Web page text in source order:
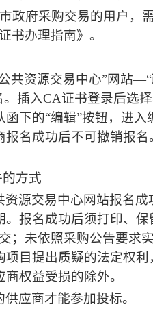
市政府采购交易的用户
书办理指南》。
共资源交易中心”网站
插入CA证书登录后选
函下的“编辑”按钮，进
报名成功后不可撤销报
方式
资源交易中心网站报名
报名成功后须打印、
；未依照采购公告要求
项目提出质疑的法定权
权益受损的除外。
供应商才能参加投标。